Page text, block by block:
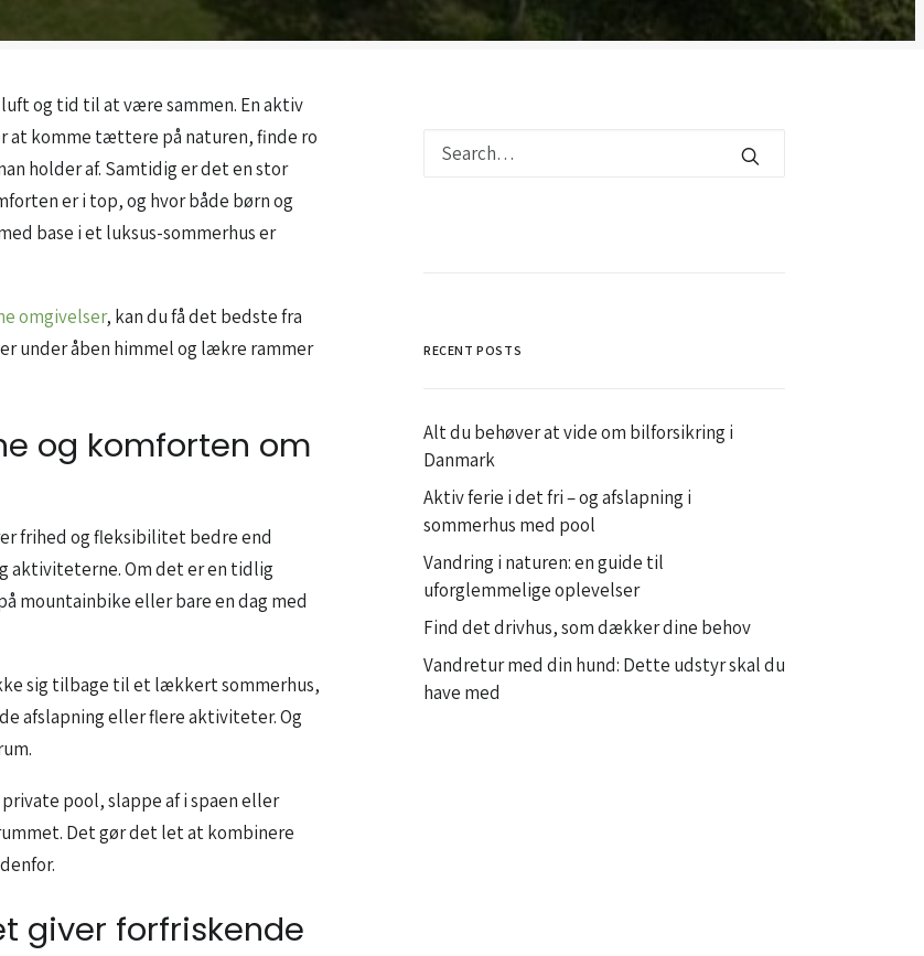
og tid til at være sammen. En aktiv
at komme tættere på naturen, finde ro
holder af. Samtidig er det en stor
er i top, og hvor både børn og
base i et luksus-sommerhus er
omgivelser, kan du få det bedste fra
under åben himmel og lækre rammer
og komforten om
frihed og fleksibilitet bedre end
aktiviteterne. Om det er en tidlig
mountainbike eller bare en dag med
sig tilbage til et lækkert sommerhus,
afslapning eller flere aktiviteter. Og
pool, slappe af i spaen eller
Det gør det let at kombinere
giver forfriskende
RECENT POSTS
Alt du behøver at vide om bilforsikring i
Danmark
Aktiv ferie i det fri – og afslapning i
sommerhus med pool
Vandring i naturen: en guide til
uforglemmelige oplevelser
Find det drivhus, som dækker dine behov
Vandretur med din hund: Dette udstyr skal du
have med